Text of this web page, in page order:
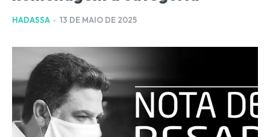
HADASSA - 13 DE MAIO DE 2025